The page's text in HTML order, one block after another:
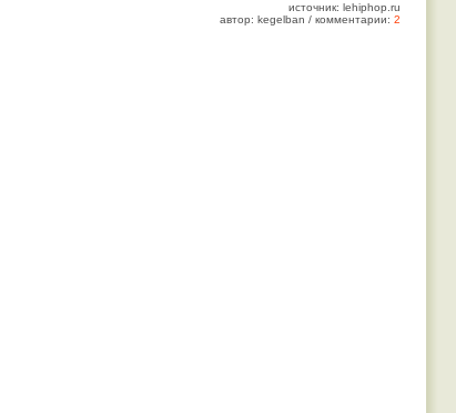
источник: lehiphop.ru
автор: kegelban / комментарии: 2